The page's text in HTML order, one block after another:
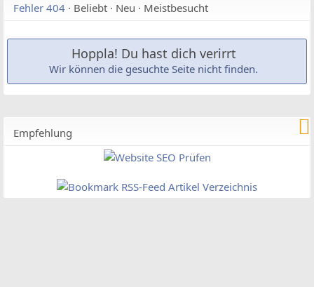
Fehler 404 · Beliebt · Neu · Meistbesucht
Hoppla! Du hast dich verirrt
Wir können die gesuchte Seite nicht finden.
Empfehlung